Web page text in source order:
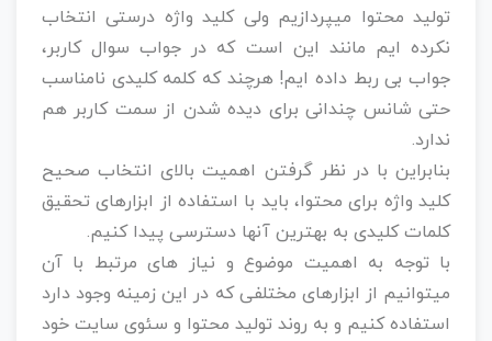
تولید محتوا میپردازیم ولی کلید واژه درستی انتخاب
نکرده ایم مانند این است که در جواب سوال کاربر،
جواب بی ربط داده ایم! هرچند که کلمه کلیدی نامناسب
حتی شانس چندانی برای دیده شدن از سمت کاربر هم
ندارد.
بنابراین با در نظر گرفتن اهمیت بالای انتخاب صحیح
کلید واژه برای محتوا، باید با استفاده از ابزارهای تحقیق
کلمات کلیدی به بهترین آنها دسترسی پیدا کنیم.
با توجه به اهمیت موضوع و نیاز های مرتبط با آن
میتوانیم از ابزارهای مختلفی که در این زمینه وجود دارد
استفاده کنیم و به روند تولید محتوا و سئوی سایت خود